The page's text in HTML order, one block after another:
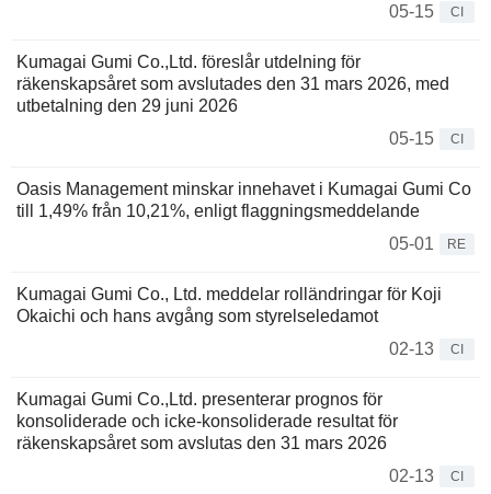
05-15
CI
Kumagai Gumi Co.,Ltd. föreslår utdelning för
räkenskapsåret som avslutades den 31 mars 2026, med
utbetalning den 29 juni 2026
05-15
CI
Oasis Management minskar innehavet i Kumagai Gumi Co
till 1,49% från 10,21%, enligt flaggningsmeddelande
05-01
RE
Kumagai Gumi Co., Ltd. meddelar rolländringar för Koji
Okaichi och hans avgång som styrelseledamot
02-13
CI
Kumagai Gumi Co.,Ltd. presenterar prognos för
konsoliderade och icke-konsoliderade resultat för
räkenskapsåret som avslutas den 31 mars 2026
02-13
CI